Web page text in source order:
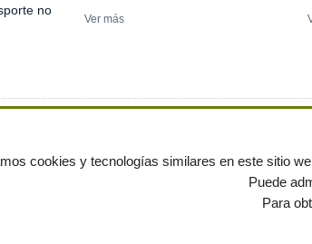
no
Ver más
© residuos.com - Todos los derechos reservados-
cookies y tecnologías similares en este sitio
Puede
Para